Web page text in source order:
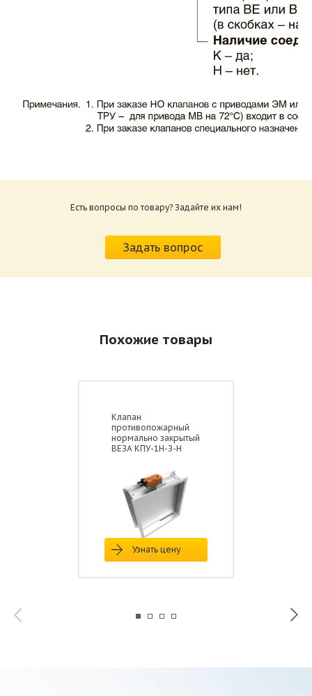
ВИНГС-М КЛОП-1.pdf
приводов КЛОП-1.pdf
Размер: 520.36 Кб
Есть вопросы по товару? Задайте их нам!
Задать вопрос
Похожие товары
Клапан
противопожарный
нормально закрытый
ВЕЗА КПУ-1Н-З-Н
Узнать цену